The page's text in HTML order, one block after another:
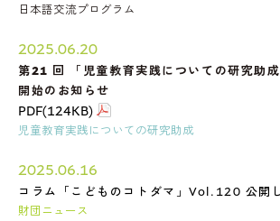
日本語交流プログラム
2025.06.20
第21 回 「児童教育実践についての研究助
開始のお知らせ
PDF(124KB)
児童教育実践についての研究助成
2025.06.16
コラム「こどものコトダマ」Vol.120 公開
財団ニュース